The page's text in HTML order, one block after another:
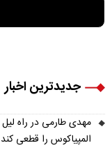
جدیدترین اخبار
مهدی طارمی در راه
المپیاکوس را قطعی کند